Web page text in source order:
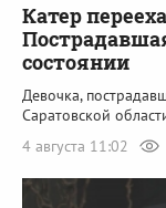
Катер
состоянии
Девочка,
Саратовской
4 августа 11:02